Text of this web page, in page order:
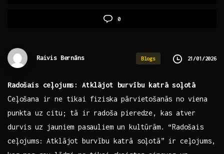
0
Raivis Bernāns Blogs 21/01/2026
Radošais ceļojums: Atklājot burvību katrā ⁣soļotā
Ceļošana ir ne tikai fiziska pārvietošanās no viena
punkta ‍uz citu; tā ir radoša pieredze, kas ⁣atver
durvis uz jauniem ⁣pasauliem un kultūrām. “Radošais
ceļojums: Atklājot ‍burvību katrā soļotā” ir ceļojums,